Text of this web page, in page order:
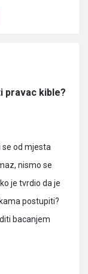
pravac kible?
se od mjesta
nismo se
je tvrdio da je
postupiti?
bacanjem